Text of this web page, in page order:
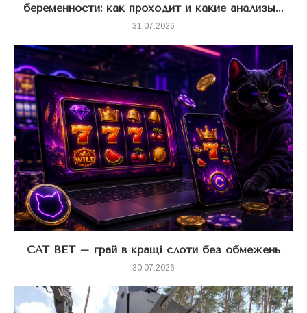
беременности: как проходит и какие анализы...
31.07.2026
CAT BET – грай в кращі слоти без обмежень
30.07.2026